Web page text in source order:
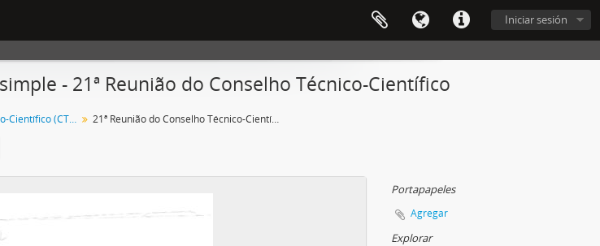
Iniciar sesión
- 21ª Reunião do Conselho Técnico-Científico
Atas do Conselho Técnico-Científico (CTC) 1986-1992 21ª Reunião do Conselho Técnico-Científico
Portapapeles
Agregar
Explorar